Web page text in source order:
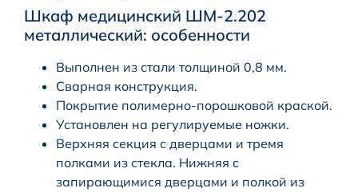
Шкаф медицинский ШМ-2.202
металлический: особенности
Выполнен из стали толщиной 0,8 мм.
Сварная конструкция.
Покрытие полимерно-порошковой краской.
Установлен на регулируемые ножки.
Верхняя секция с дверцами и тремя
полками из стекла. Нижняя с
запирающимися дверцами и полкой из